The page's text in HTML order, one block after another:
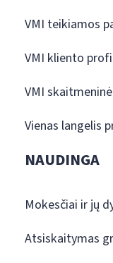
VMI teikiamos
VMI kliento
VMI
Vienas langelis
NAUDINGA
Mokesčiai ir jų
Atsiskaitymas